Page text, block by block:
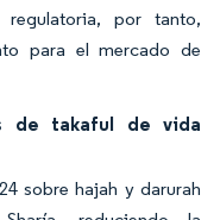
por tanto,
para el mercado de
de takaful de vida
sobre hajah y darurah